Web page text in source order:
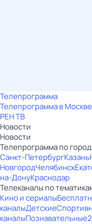
Телепрограмма
Телепрограмма в Москве
РЕН ТВ
Новости
Новости
Телепрограмма по
Санкт-ПетербургКазань
НовгородЧелябинск
на-ДонуКраснодар
Телеканалы по
Кино и сериалы
каналыДетские
каналыПознавательные